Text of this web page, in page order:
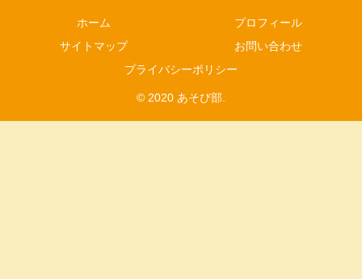
ホーム
プロフィール
サイトマップ
お問い合わせ
プライバシーポリシー
© 2020 あそび部.